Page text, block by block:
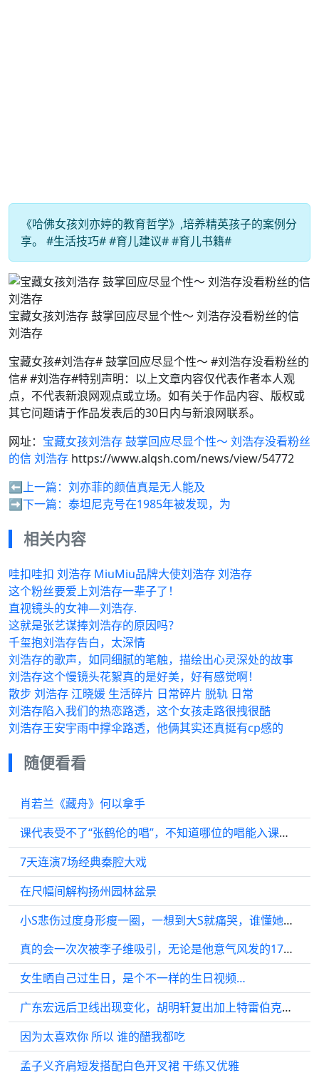
《哈佛女孩刘亦婷的教育哲学》,培养精英孩子的案例分
享。 #生活技巧# #育儿建议# #育儿书籍#
宝藏女孩刘浩存 鼓掌回应尽显个性～ 刘浩存没看粉丝的信
刘浩存
宝藏女孩#刘浩存# 鼓掌回应尽显个性～ #刘浩存没看粉丝的
信# #刘浩存#特别声明：以上文章内容仅代表作者本人观
点，不代表新浪网观点或立场。如有关于作品内容、版权或
其它问题请于作品发表后的30日内与新浪网联系。
网址： 宝藏女孩刘浩存 鼓掌回应尽显个性～ 刘浩存没看粉丝
的信 刘浩存 https://www.alqsh.com/news/view/54772
⬅️上一篇： 刘亦菲的颜值真是无人能及
➡️下一篇： 泰坦尼克号在1985年被发现，为
相关内容
哇扣哇扣 刘浩存 MiuMiu品牌大使刘浩存 刘浩存
这个粉丝要爱上刘浩存一辈子了！
直视镜头的女神—刘浩存.
这就是张艺谋捧刘浩存的原因吗？
千玺抱刘浩存告白，太深情
刘浩存的歌声，如同细腻的笔触，描绘出心灵深处的故事
刘浩存这个慢镜头花絮真的是好美，好有感觉啊！
散步 刘浩存 江晓媛 生活碎片 日常碎片 脱轨 日常
刘浩存陷入我们的热恋路透，这个女孩走路很拽很酷
刘浩存王安宇雨中撑伞路透，他俩其实还真挺有cp感的
随便看看
肖若兰《藏舟》何以拿手
课代表受不了“张鹤伦的唱”，不知道哪位的唱能入课代表的法眼？
7天连演7场经典秦腔大戏
在尺幅间解构扬州园林盆景
小S悲伤过度身形瘦一圈，一想到大S就痛哭，谁懂她的崩溃和孤独？
真的会一次次被李子维吸引，无论是他意气风发的17岁，还是历经沧桑的中年模样
女生晒自己过生日，是个不一样的生日视频…
广东宏远后卫线出现变化，胡明轩复出加上特雷伯克的加盟…
因为太喜欢你 所以 谁的醋我都吃
孟子义齐肩短发搭配白色开叉裙 干练又优雅